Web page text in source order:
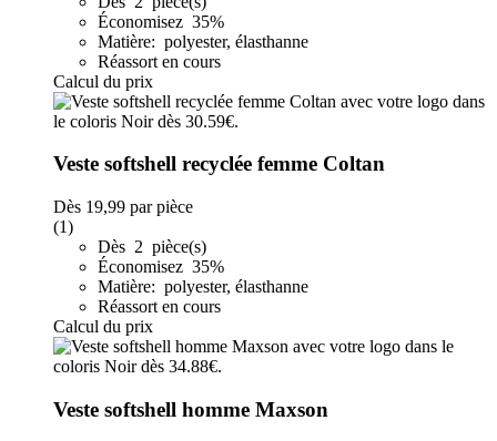
Économisez 35%
Matière: polyester, élasthanne
Réassort en cours
Calcul du prix
Veste softshell recyclée femme Coltan
Dès 19,99 par pièce
(1)
Dès 2 pièce(s)
Économisez 35%
Matière: polyester, élasthanne
Réassort en cours
Calcul du prix
Veste softshell homme Maxson